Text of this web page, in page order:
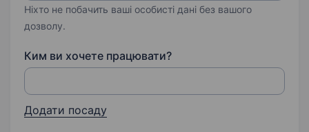
Ніхто не побачить ваші особисті дані без вашого
дозволу.
Ким ви хочете працювати?
Додати посаду